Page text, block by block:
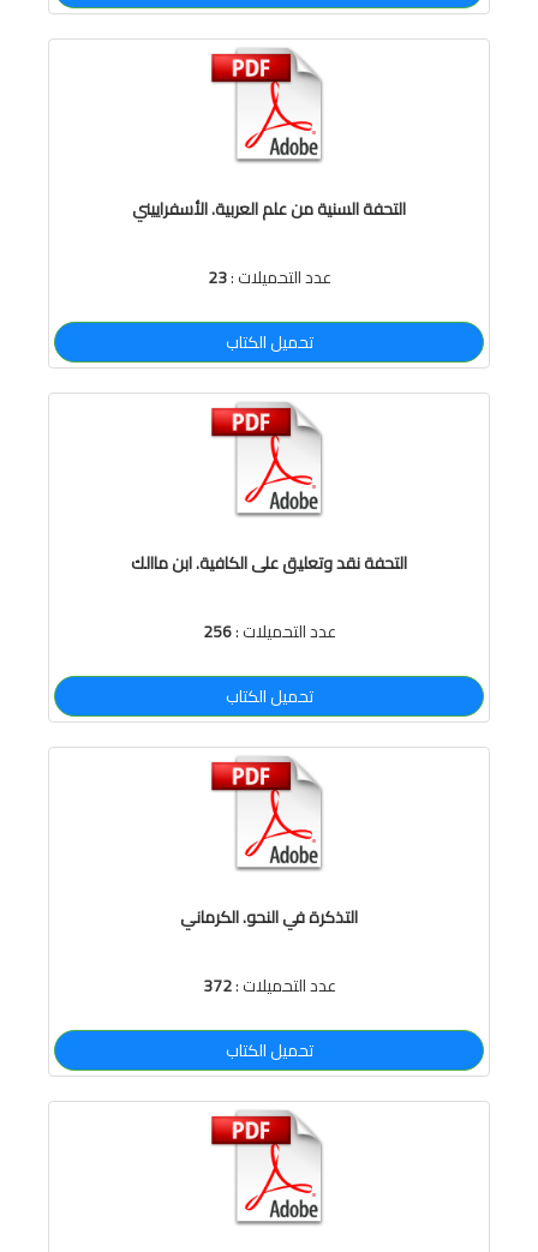
التحفة السنية من علم العربية. الأسفراييني
عدد التحميلات :23
تحميل الكتاب
التحفة نقد وتعليق على الكافية. ابن ماالك
عدد التحميلات :256
تحميل الكتاب
التذكرة في النحو. الكرماني
عدد التحميلات :372
تحميل الكتاب